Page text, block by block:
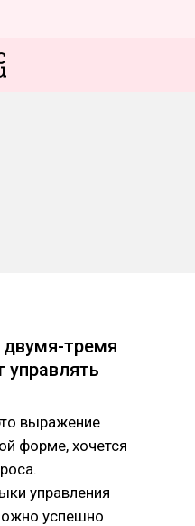
двумя-тремя
управлять
выражение
форме, хочется
управления
успешно